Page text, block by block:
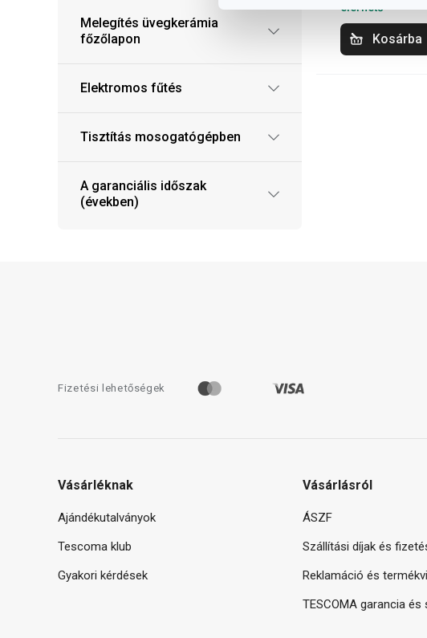
Melegítés üvegkerámia
főzőlapon
Elektromos fűtés
Tisztítás mosogatógépben
A garanciális időszak
(években)
elérhető
Kosárba
Fizetési lehetőségek
Vásárléknak
Ajándékutalványok
Tescoma klub
Gyakori kérdések
Vásárlásról
ÁSZF
Szállítási díjak és
Reklamáció és
TESCOMA garancia és